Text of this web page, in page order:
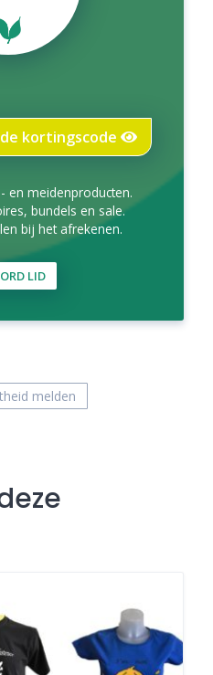
kortingscode
en meidenproducten.
bundels en sale.
bij het afrekenen.
LID
melden